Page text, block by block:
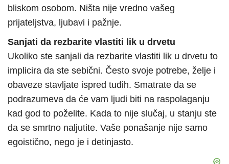
bliskom osobom. Ništa nije vredno vašeg
prijateljstva, ljubavi i pažnje.
Sanjati da rezbarite vlastiti lik u drvetu
Ukoliko ste sanjali da rezbarite vlastiti lik u drvetu to
implicira da ste sebični. Često svoje potrebe, želje i
obaveze stavljate ispred tuđih. Smatrate da se
podrazumeva da će vam ljudi biti na raspolaganju
kad god to poželite. Kada to nije slučaj, u stanju ste
da se smrtno naljutite. Vaše ponašanje nije samo
egoistično, nego je i detinjasto.